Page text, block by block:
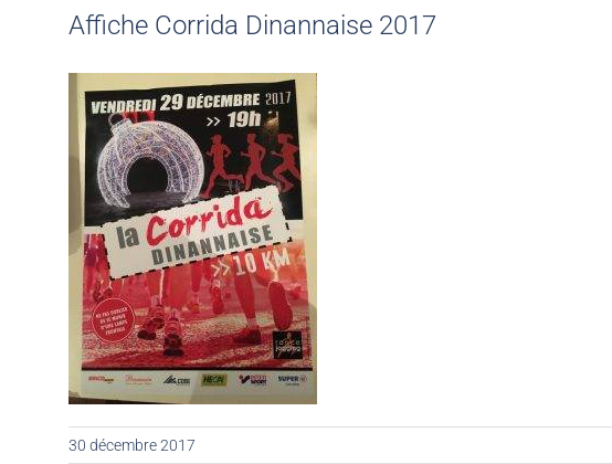
Affiche Corrida Dinannaise 2017
30 décembre 2017